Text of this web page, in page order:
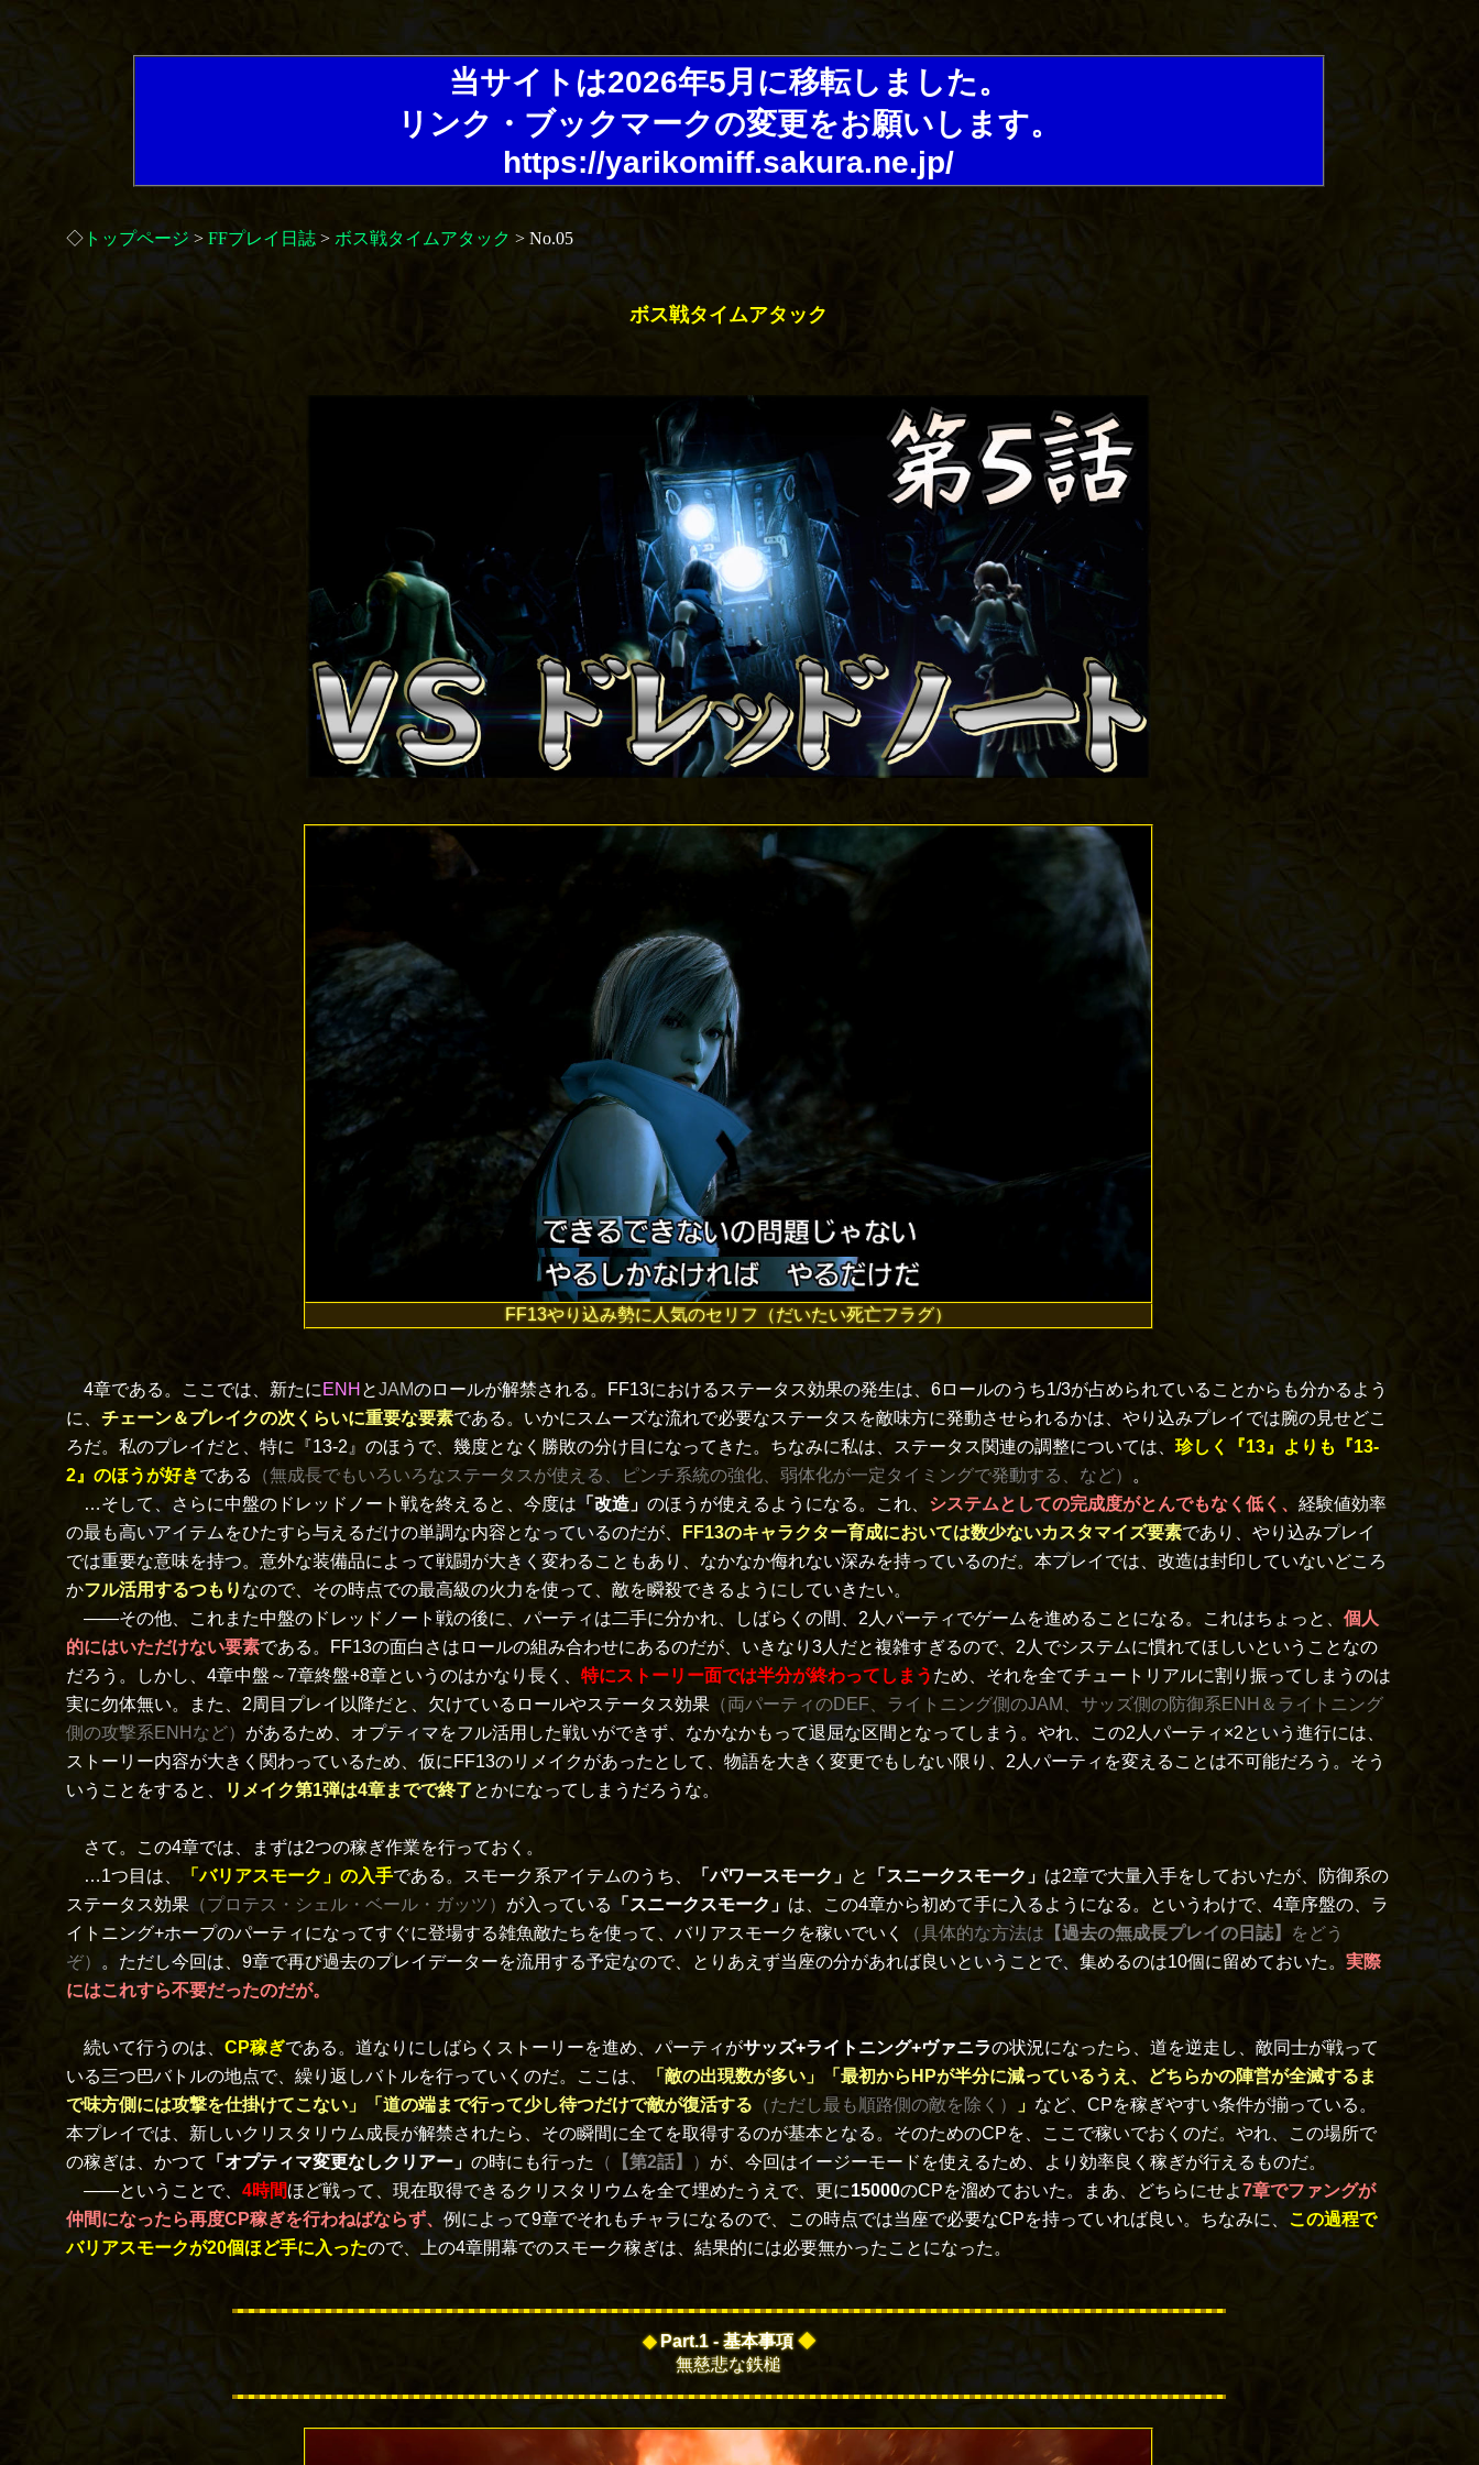
当サイトは2026年5月に移転しました。
リンク・ブックマークの変更をお願いします。
https://yarikomiff.sakura.ne.jp/
◇ トップページ > FFプレイ日誌 > ボス戦タイムアタック > No.05
ボス戦タイムアタック
FF13やり込み勢に人気のセリフ（だいたい死亡フラグ）
4章である。ここでは、新たに ENH とJAMのロールが解禁される。FF13におけるステータス効果の発生は、6ロールのうち1/3が占められていることからも分かるよう
に、 チェーン＆ブレイクの次くらいに重要な要素である。いかにスムーズな流れで必要なステータスを敵味方に発動させられるかは、やり込みプレイでは腕の見せどこ
ろだ。私のプレイだと、特に『13-2』のほうで、幾度となく勝敗の分け目になってきた。ちなみに私は、ステータス関連の調整については、 珍しく『13』よりも『13-
2』のほうが好きである （無成長でもいろいろなステータスが使える、ピンチ系統の強化、弱体化が一定タイミングで発動する、など）
。
…そして、さらに中盤のドレッドノート戦を終えると、今度は 「改造」 のほうが使えるようになる。これ、 システムとしての完成度がとんでもなく低く、 経験値効率
の最も高いアイテムをひたすら与えるだけの単調な内容となっているのだが、
FF13のキャラクター育成においては数少ないカスタマイズ要素であり、やり込みプレイ
では重要な意味を持つ。意外な装備品によって戦闘が大きく変わることもあり、なかなか侮れない深みを持っているのだ。本プレイでは、改造は封印していないどころ
かフル活用するつもり なので、その時点での最高級の火力を使って、敵を瞬殺できるようにしていきたい。
――その他、これまた中盤のドレッドノート戦の後に、パーティは二手に分かれ、しばらくの間、2人パーティでゲームを進めることになる。これはちょっと、 個人
的にはいただけない要素である。FF13の面白さはロールの組み合わせにあるのだが、いきなり3人だと複雑すぎるので、2人でシステムに慣れてほしいということなの
だろう。しかし、4章中盤～7章終盤+8章というのはかなり長く、 特にストーリー面では半分が終わってしまう ため、それを全てチュートリアルに割り振ってしまうのは
実に勿体無い。また、2周目プレイ以降だと、欠けているロールやステータス効果 （両パーティのDEF、ライトニング側のJAM、サッズ側の防御系ENH＆ライトニング
側の攻撃系ENHなど） があるため、オプティマをフル活用した戦いができず、なかなかもって退屈な区間となってしまう。やれ、この2人パーティ×2という進行には、
ストーリー内容が大きく関わっているため、仮にFF13のリメイクがあったとして、物語を大きく変更でもしない限り、2人パーティを変えることは不可能だろう。そう
いうことをすると、
リメイク第1弾は4章までで終了とかになってしまうだろうな。
さて。この4章では、まずは2つの稼ぎ作業を行っておく。
…1つ目は、
「バリアスモーク」の入手である。スモーク系アイテムのうち、 「パワースモーク」 と 「スニークスモーク」 は2章で大量入手をしておいたが、防御系の
ステータス効果 （プロテス・シェル・ベール・ガッツ） が入っている 「スニークスモーク」 は、この4章から初めて手に入るようになる。というわけで、4章序盤の、ラ
イトニング+ホープのパーティになってすぐに登場する雑魚敵たちを使って、バリアスモークを稼いでいく
（具体的な方法は 【過去の無成長プレイの日誌】
をどう
ぞ）
。ただし今回は、9章で再び過去のプレイデーターを流用する予定なので、とりあえず当座の分があれば良いということで、集めるのは10個に留めておいた。 実際
にはこれすら不要だったのだが。
続いて行うのは、 CP稼ぎである。道なりにしばらくストーリーを進め、パーティがサッズ+ライトニング+ヴァニラの状況になったら、道を逆走し、敵同士が戦って
いる三つ巴バトルの地点で、繰り返しバトルを行っていくのだ。ここは、
「敵の出現数が多い」「最初からHPが半分に減っているうえ、どちらかの陣営が全滅するま
で味方側には攻撃を仕掛けてこない」「道の端まで行って少し待つだけで敵が復活する （ただし最も順路側の敵を除く） 」 など、CPを稼ぎやすい条件が揃っている。
本プレイでは、新しいクリスタリウム成長が解禁されたら、その瞬間に全てを取得するのが基本となる。そのためのCPを、ここで稼いでおくのだ。やれ、この場所で
の稼ぎは、かつて
「オプティマ変更なしクリアー」 の時にも行った （ 【第2話】 ） が、今回はイージーモードを使えるため、より効率良く稼ぎが行えるものだ。
――ということで、 4時間ほど戦って、現在取得できるクリスタリウムを全て埋めたうえで、更に15000のCPを溜めておいた。まあ、どちらにせよ7章でファングが
仲間になったら再度CP稼ぎを行わねばならず、 例によって9章でそれもチャラになるので、この時点では当座で必要なCPを持っていれば良い。ちなみに、
この過程で
バリアスモークが20個ほど手に入ったので、上の4章開幕でのスモーク稼ぎは、結果的には必要無かったことになった。
◆Part.1 - 基本事項◆
無慈悲な鉄槌